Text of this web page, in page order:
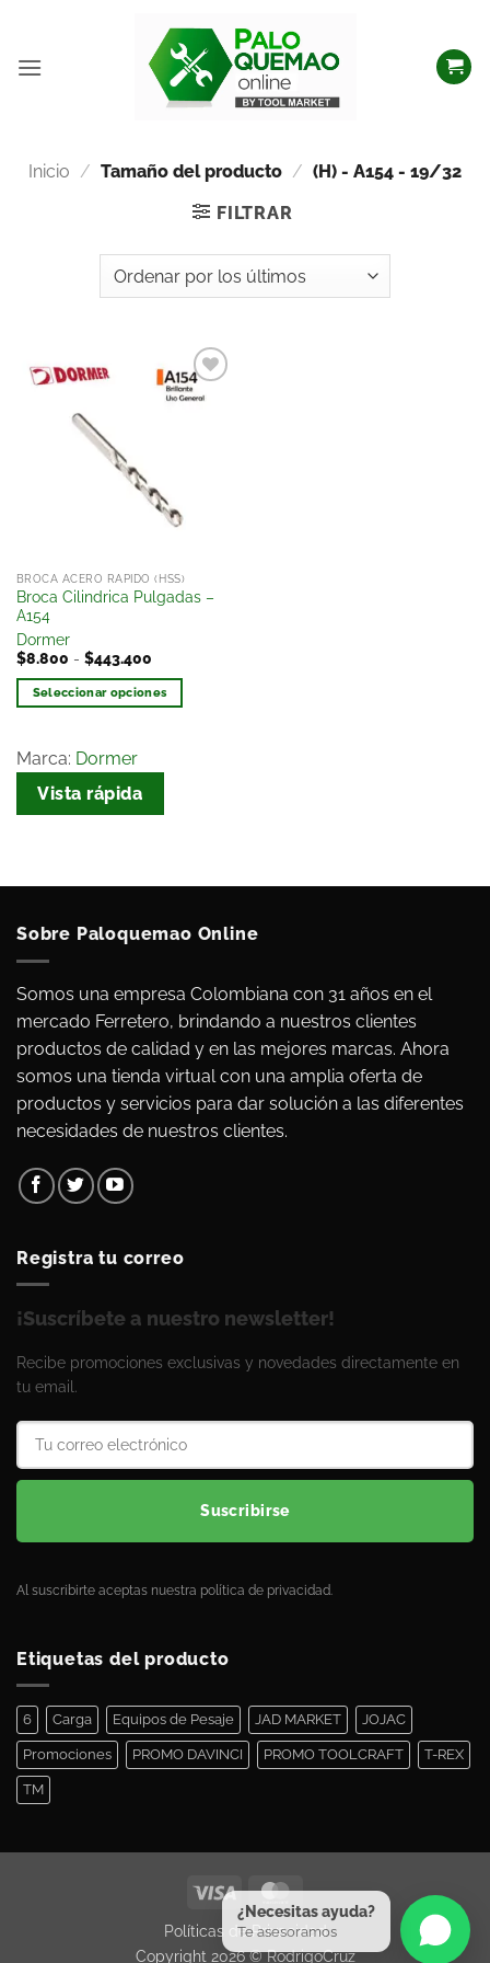
Inicio / Tamaño del producto / (H) - A154 - 19/32
FILTRAR
Añadir
BROCA ACERO RAPIDO (HSS)
Broca Cilindrica Pulgadas –
A154
Dormer
$8.800 - $443.400
Seleccionar opciones
Marca: Dormer
Vista rápida
Sobre Paloquemao Online
Somos una empresa Colombiana con 31 años en el
mercado Ferretero, brindando a nuestros clientes
productos de calidad y en las mejores marcas. Ahora
somos una tienda virtual con una amplia oferta de
productos y servicios para dar solución a las diferentes
necesidades de nuestros clientes.
Registra tu correo
¡Suscríbete a nuestro newsletter!
Recibe promociones exclusivas y novedades directamente en
tu email.
Suscribirse
Al suscribirte aceptas nuestra política de privacidad.
Etiquetas del producto
6 Carga Equipos de Pesaje JAD MARKET JOJAC
Promociones PROMO DAVINCI PROMO TOOLCRAFT T-REX
TM
Políticas de Privacidad
Copyright 2026 ©RodrigoCruz
¿Necesitas ayuda?
Te asesoramos